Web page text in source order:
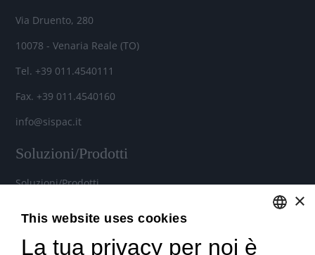
Via Druento, 280
10078 - Venaria Reale (TO)
Tel. +39 011.4540111
Fax. +39 011.4540160
info@sispac.it
Soluzioni/Prodotti
Soluzioni/Prodotti
×
This website uses cookies
La tua privacy per noi è